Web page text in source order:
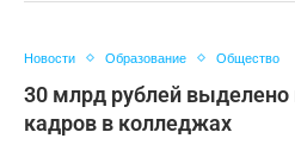
Новости Образование Общество
30 млрд рублей выделено
кадров в колледжах